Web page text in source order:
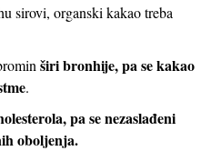
sirovi, organski kakao treba
širi bronhije, pa se kakao
.
pa se nezaslađeni
oboljenja.